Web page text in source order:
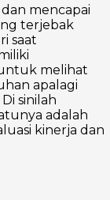
mencapai
terjebak
saat
melihat
apalagi
sinilah
adalah
kinerja dan